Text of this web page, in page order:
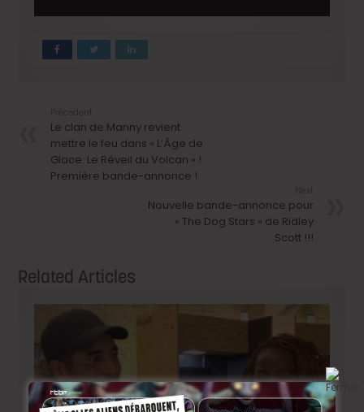
Le clan de Manny revient
mettre le feu dans « L’Âge de
Glace: Le Réveil du Volcan » !
Première bande-annonce !
Nouvelle bande-annonce pour
« The Dog Stars » de Ridley
Scott !!!
Related Articles